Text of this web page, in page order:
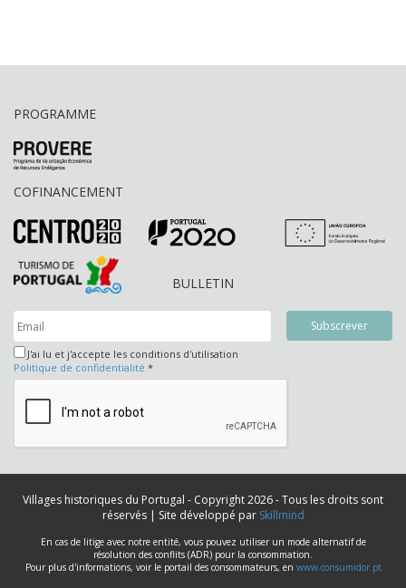
PROGRAMME
COFINANCEMENT
BULLETIN
J'ai lu et j'accepte les conditions d'utilisation
Politique de confidentialité *
Villages historiques du Portugal - Copyright 2026 - Tous les droits sont
réservés | Site développé par Skillmind
En cas de litige avec notre entité, vous pouvez utiliser un mode alternatif de
résolution des conflits (ADR) pour la consommation.
Pour plus d'informations, voir le portail des consommateurs, en www.consumidor.pt